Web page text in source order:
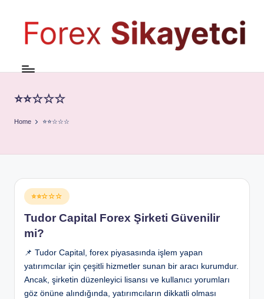
⭐⭐☆☆☆
Home ⭐⭐☆☆☆
Posted
in
⭐⭐☆☆☆
Tudor Capital Forex Şirketi Güvenilir
mi?
📌 Tudor Capital, forex piyasasında işlem yapan
yatırımcılar için çeşitli hizmetler sunan bir aracı kurumdur.
Ancak, şirketin düzenleyici lisansı ve kullanıcı yorumları
göz önüne alındığında, yatırımcıların dikkatli olması